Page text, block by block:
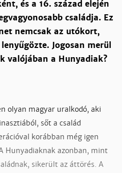
és a 16. század elején
családja. Ez
nemcsak az utókort,
Jogosan merül
valójában a Hunyadiak?
olyan magyar uralkodó, aki
sőt a család
korábban még igen
Hunyadiaknak azonban, mint
sikerült az áttörés. A